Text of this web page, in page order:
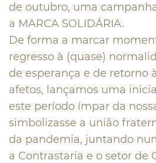
de outubro, uma
a MARCA SOLIDÁRIA.
De forma a marcar
regresso à (quase)
de esperança e de retorno
afetos, lançamos uma
este período ímpar da
simbolizasse a união
da pandemia, juntando
a Contrastaria e o setor de